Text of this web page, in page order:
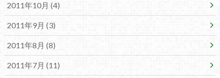
2011年10月 (4)
2011年9月 (3)
2011年8月 (8)
2011年7月 (11)